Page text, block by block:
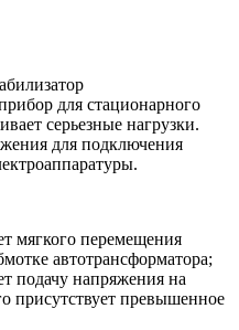
для стационарного
серьезные нагрузки.
для подключения
мягкого перемещения
автотрансформатора;
подачу напряжения на
присутствует превышенное